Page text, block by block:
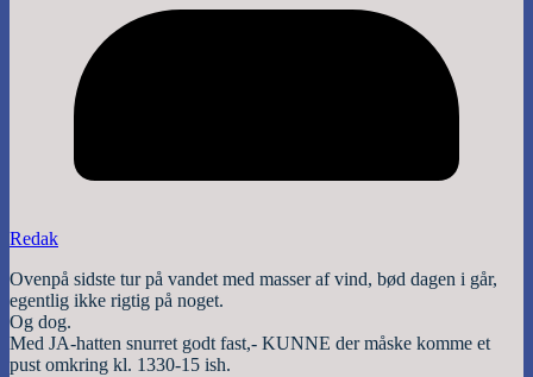
Redak
Ovenpå sidste tur på vandet med masser af vind, bød dagen i går,
egentlig ikke rigtig på noget.
Og dog.
Med JA-hatten snurret godt fast,- KUNNE der måske komme et
pust omkring kl. 1330-15 ish.